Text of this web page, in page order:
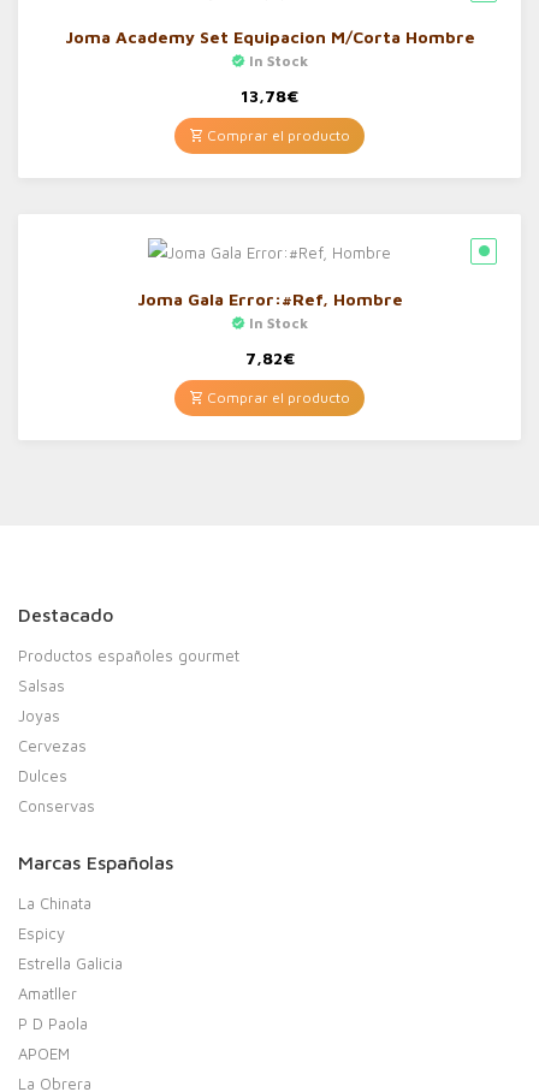
Joma Academy Set Equipacion M/Corta Hombre
In Stock
13,78€
Comprar el producto
Joma Gala Error:#Ref, Hombre
In Stock
7,82€
Comprar el producto
Destacado
Productos españoles gourmet
Salsas
Joyas
Cervezas
Dulces
Conservas
Marcas Españolas
La Chinata
Espicy
Estrella Galicia
Amatller
P D Paola
APOEM
La Obrera